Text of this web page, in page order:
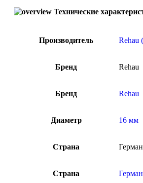
Технические
Производитель Rehau
Бренд Rehau
Бренд Rehau
Диаметр 16 мм
Страна
Страна